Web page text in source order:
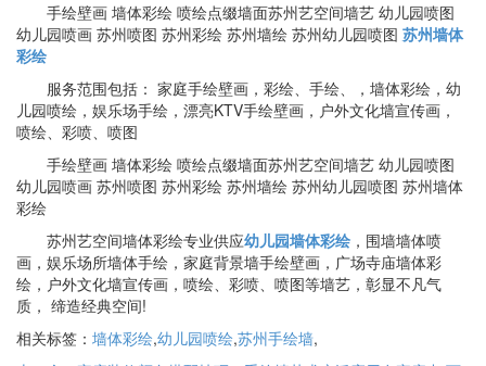
手绘壁画 墙体彩绘 喷绘点缀墙面苏州艺空间墙艺 幼儿园喷图
幼儿园喷画 苏州喷图 苏州彩绘 苏州墙绘 苏州幼儿园喷图 苏州墙体
彩绘
服务范围包括： 家庭手绘壁画，彩绘、手绘、，墙体彩绘，幼
儿园喷绘，娱乐场手绘，漂亮KTV手绘壁画，户外文化墙宣传画，
喷绘、彩喷、喷图
手绘壁画 墙体彩绘 喷绘点缀墙面苏州艺空间墙艺 幼儿园喷图
幼儿园喷画 苏州喷图 苏州彩绘 苏州墙绘 苏州幼儿园喷图 苏州墙体
彩绘
苏州艺空间墙体彩绘专业供应幼儿园墙体彩绘 ，围墙墙体喷
画，娱乐场所墙体手绘，家庭背景墙手绘壁画，广场寺庙墙体彩
绘，户外文化墙宣传画，喷绘、彩喷、喷图等墙艺，彰显不凡气
质， 缔造经典空间!
相关标签： 墙体彩绘,幼儿园喷绘,苏州手绘墙,